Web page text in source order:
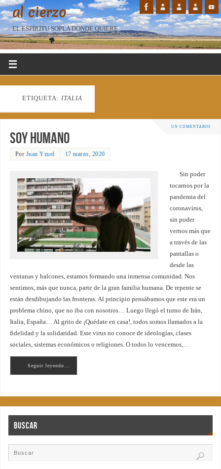
al cierzo
EL ESPÍRITU SOPLA DONDE QUIERE...
ETIQUETA: ITALIA
UN COMENTARIO
Soy humano
Por Juan Yzuel 17 marzo, 2020
Sin poder
tocarnos por la
pandemia del
coronavirus,
sin poder
vernos más que
a través de las
pantallas o
desde las
ventanas y balcones, estamos formando una inmensa comunidad. Nos
sentimos, más que nunca, parte de la gran familia humana. De repente se
están desdibujando las fronteras. Al principio pensábamos que este era un
problema chino, que no iba con nosotros… Luego llegó el turno de Irán,
Italia, España… Al grito de ¡Quédate en casa!, todos somos llamados a la
fidelidad y la solidaridad. Este virus no conoce de ideologías, clases
sociales, sistemas económicos o religiones. O todos lo vencemos,…
Seguir leyendo…
Buscar